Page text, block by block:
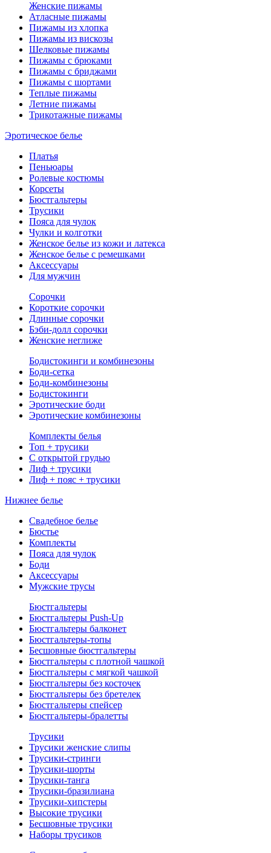
Женские пижамы
Атласные пижамы
Пижамы из хлопка
Пижамы из вискозы
Шелковые пижамы
Пижамы с брюками
Пижамы с бриджами
Пижамы с шортами
Теплые пижамы
Летние пижамы
Трикотажные пижамы
Эротическое белье
Платья
Пеньюары
Ролевые костюмы
Корсеты
Бюстгальтеры
Трусики
Пояса для чулок
Чулки и колготки
Женское белье из кожи и латекса
Женское белье с ремешками
Аксессуары
Для мужчин
Сорочки
Короткие сорочки
Длинные сорочки
Бэби-долл сорочки
Женские неглиже
Бодистокинги и комбинезоны
Боди-сетка
Боди-комбинезоны
Бодистокинги
Эротические боди
Эротические комбинезоны
Комплекты белья
Топ + трусики
С открытой грудью
Лиф + трусики
Лиф + пояс + трусики
Нижнее белье
Свадебное белье
Бюстье
Комплекты
Пояса для чулок
Боди
Аксессуары
Мужские трусы
Бюстгальтеры
Бюстгальтеры Push-Up
Бюстгальтеры балконет
Бюстгальтеры-топы
Бесшовные бюстгальтеры
Бюстгальтеры с плотной чашкой
Бюстгальтеры с мягкой чашкой
Бюстгальтеры без косточек
Бюстгальтеры без бретелек
Бюстгальтеры спейсер
Бюстгальтеры-бралетты
Трусики
Трусики женские слипы
Трусики-стринги
Трусики-шорты
Трусики-танга
Трусики-бразилиана
Трусики-хипстеры
Высокие трусики
Бесшовные трусики
Наборы трусиков